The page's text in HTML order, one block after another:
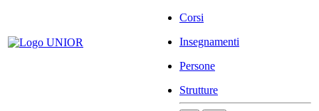
Corsi
Insegnamenti
Persone
Strutture